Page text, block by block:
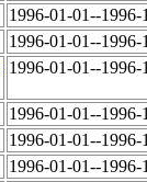
1996-01-01--
1996-01-01--
1996-01-01--
1996-01-01--
1996-01-01--
1996-01-01--